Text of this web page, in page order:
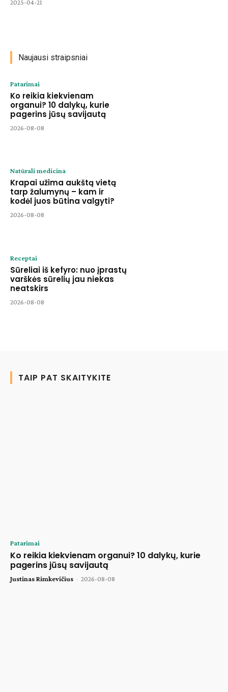
2025-04-21
Naujausi straipsniai
Patarimai
Ko reikia kiekvienam
organui? 10 dalykų, kurie
pagerins jūsų savijautą
2026-08-08
Natūrali medicina
Krapai užima aukštą vietą
tarp žalumynų – kam ir
kodėl juos būtina valgyti?
2026-08-08
Receptai
Sūreliai iš kefyro: nuo įprastų
varškės sūrelių jau niekas
neatskirs
2026-08-08
TAIP PAT SKAITYKITE
Patarimai
Ko reikia kiekvienam organui? 10 dalykų, kurie
pagerins jūsų savijautą
Justinas Rimkevičius - 2026-08-08